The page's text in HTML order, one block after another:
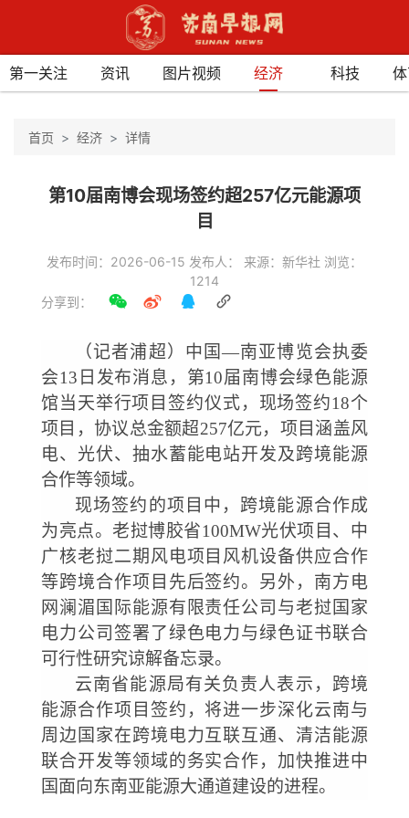
第一关注 资讯 图片视频 经济 科技
首页 经济 详情
第10届南博会现场签约超257亿元能源项
目
发布时间：2026-06-15 发布人： 来源：新华社 浏览：
1214
分享到：
（记者浦超）中国—南亚博览会执委
会13日发布消息，第10届南博会绿色能源
馆当天举行项目签约仪式，现场签约18个
项目，协议总金额超257亿元，项目涵盖风
电、光伏、抽水蓄能电站开发及跨境能源
合作等领域。
现场签约的项目中，跨境能源合作成
为亮点。老挝博胶省100MW光伏项目、中
广核老挝二期风电项目风机设备供应合作
等跨境合作项目先后签约。另外，南方电
网澜湄国际能源有限责任公司与老挝国家
电力公司签署了绿色电力与绿色证书联合
可行性研究谅解备忘录。
云南省能源局有关负责人表示，跨境
能源合作项目签约，将进一步深化云南与
周边国家在跨境电力互联互通、清洁能源
联合开发等领域的务实合作，加快推进中
国面向东南亚能源大通道建设的进程。